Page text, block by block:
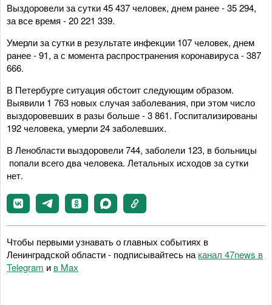
Выздоровели за сутки 45 437 человек, днем ранее - 35 294,
за все время - 20 221 339.
Умерли за сутки в результате инфекции 107 человек, днем
ранее - 91, а с момента распространения коронавируса - 387
666.
В Петербурге ситуация обстоит следующим образом.
Выявили 1 763 новых случая заболевания, при этом число
выздоровевших в разы больше - 3 861. Госпитализированы
192 человека, умерли 24 заболевших.
В Ленобласти выздоровели 744, заболели 123, в больницы
попали всего два человека. Летальных исходов за сутки
нет.
Чтобы первыми узнавать о главных событиях в
Ленинградской области - подписывайтесь на канал 47news в
Telegram и в Maх